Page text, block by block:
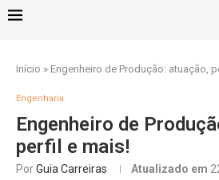
Início » Engenheiro de Produção: atuação,
Engenharia
Engenheiro de
perfil e mais!
PorGuia Carreiras Atualizado em